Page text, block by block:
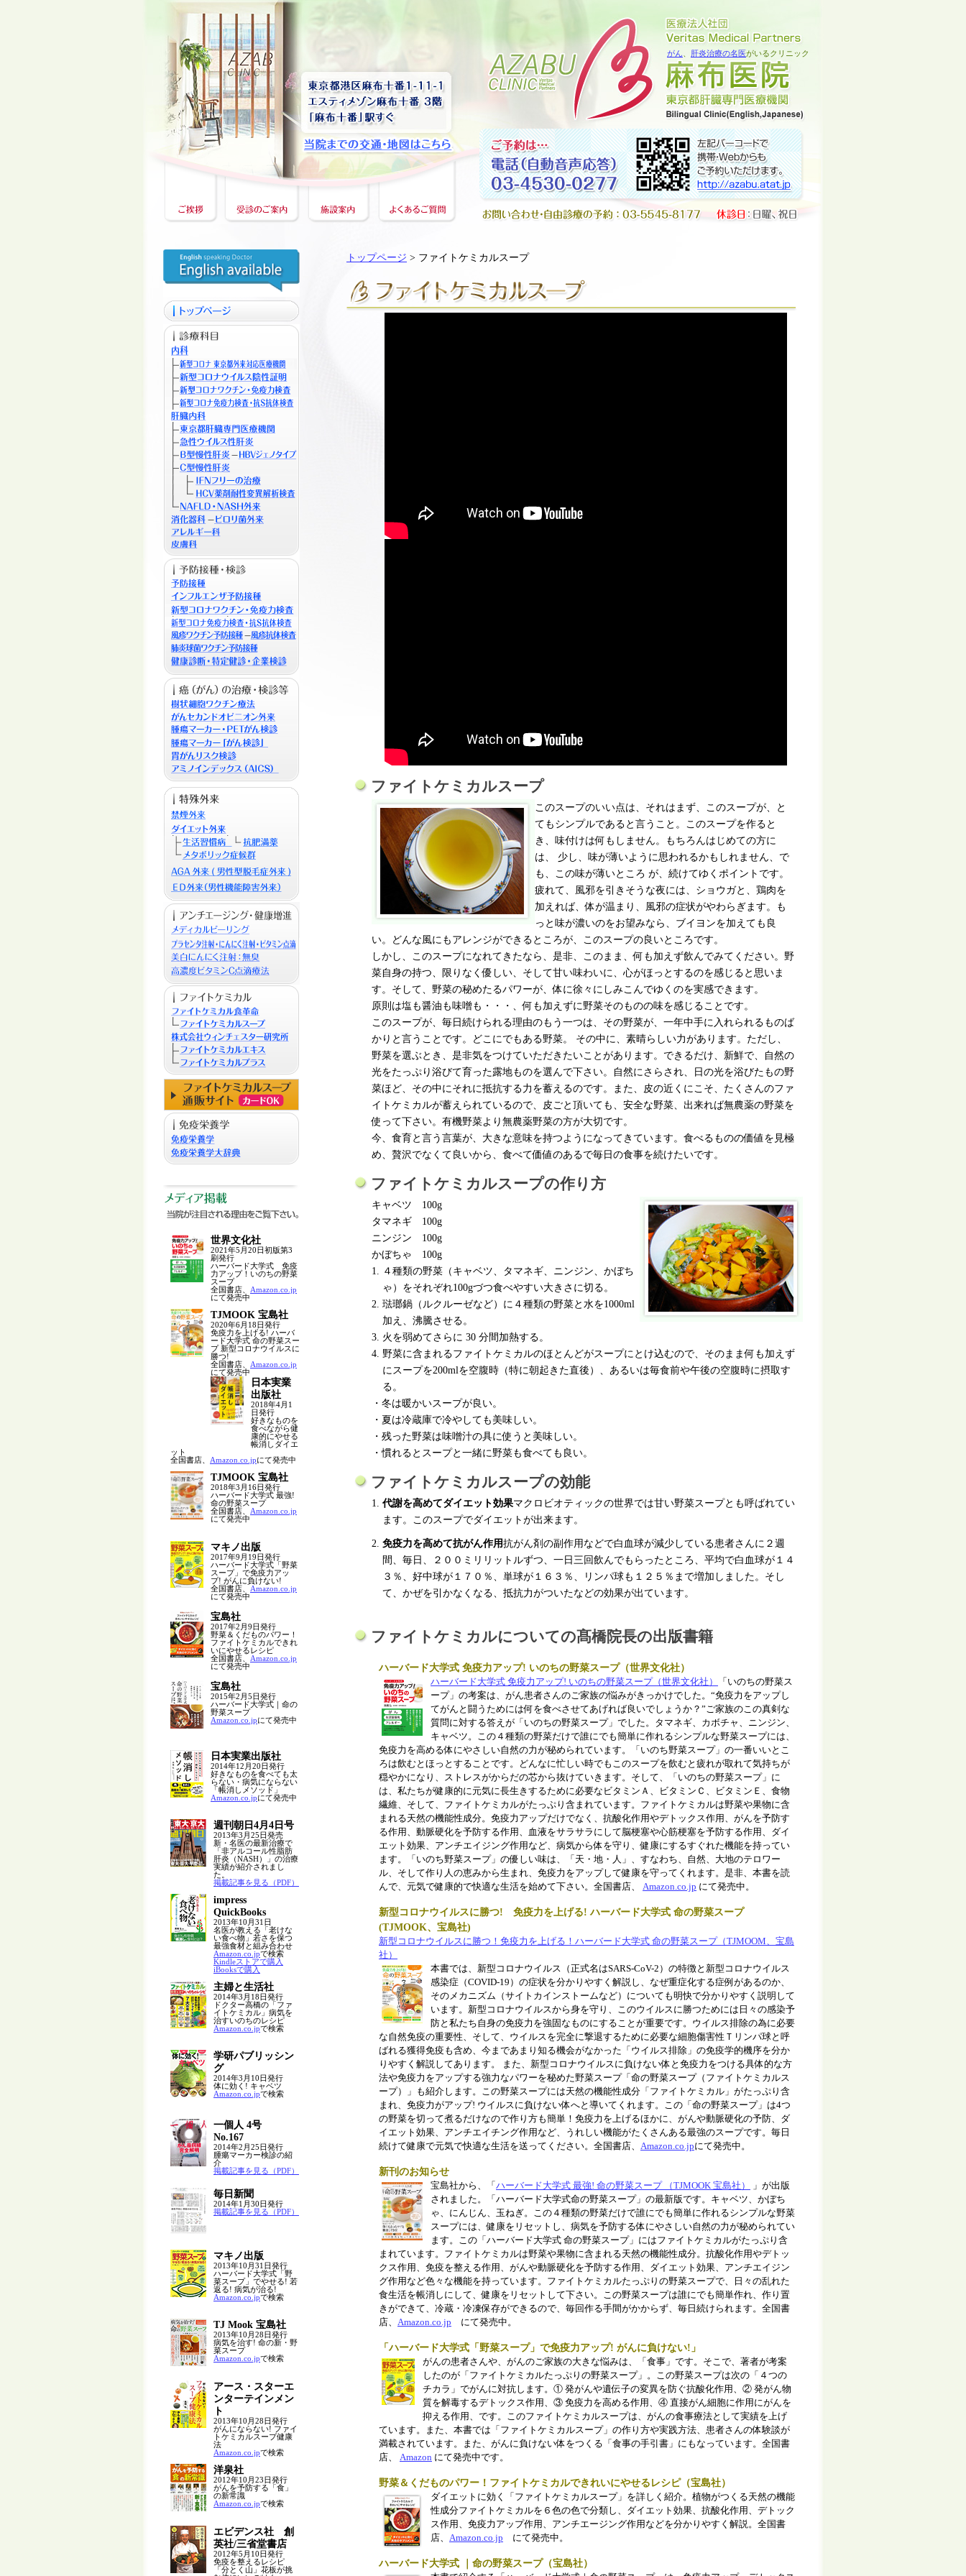
がん 肝炎治療の名医がいるクリニック
世界文化社
2021年5月20日初版第3
刷発行
ハーバード大学式 免疫
力アップ！いのちの野菜
スープ
全国書店、 Amazon.co.jp
にて発売中
TJMOOK 宝島社
2020年6月18日発行
免疫力を上げる! ハーバ
ード大学式 命の野菜スー
プ 新型コロナウイルスに
勝つ!
全国書店、 Amazon.co.jp
にて発売中
日本実業
出版社
2018年4月1
日発行
好きなものを
食べながら健
康的にやせる
帳消しダイエ
ット
全国書店、 Amazon.co.jpにて発売中
TJMOOK 宝島社
2018年3月16日発行
ハーバード大学式 最強!
命の野菜スープ
全国書店、 Amazon.co.jp
にて発売中
マキノ出版
2017年9月19日発行
ハーバード大学式「野菜
スープ」で免疫力アッ
プ! がんに負けない!
全国書店、 Amazon.co.jp
にて発売中
宝島社
2017年2月9日発行
野菜＆くだものパワー！
ファイトケミカルできれ
いにやせるレシピ
全国書店、 Amazon.co.jp
にて発売中
宝島社
2015年2月5日発行
ハーバード大学式｜命の
野菜スープ
Amazon.co.jpにて発売中
日本実業出版社
2014年12月20日発行
好きなものを食べても太
らない・病気にならない
「帳消しメソッド」
Amazon.co.jpにて発売中
週刊朝日4月4日号
2013年3月25日発売
新・名医の最新治療で
「非アルコール性脂肪
肝炎（NASH）」の治療
実績が紹介されまし
た。
掲載記事を見る（PDF）
impress
QuickBooks
2013年10月31日
名医が教える「老けな
い食べ物」若さを保つ
最強食材と組み合わせ
Amazon.co.jpで検索
Kindleストアで購入
iBooksで購入
主婦と生活社
2014年3月18日発行
ドクター高橋の「ファ
イトケミカル」病気を
治すいのちのレシピ
Amazon.co.jpで検索
学研パブリッシン
グ
2014年3月10日発行
体に効く! キャベツ
Amazon.co.jpで検索
一個人 4号
No.167
2014年2月25日発行
腫瘍マーカー検診の紹
介
掲載記事を見る（PDF）
毎日新聞
2014年1月30日発行
掲載記事を見る（PDF）
マキノ出版
2013年10月31日発行
ハーバード大学式「野
菜スープ」でやせる! 若
返る! 病気が治る!
Amazon.co.jpで検索
TJ Mook 宝島社
2013年10月28日発行
病気を治す! 命の新・野
菜スープ
Amazon.co.jpで検索
アース・スターエ
ンターテインメン
ト
2013年10月28日発行
がんにならない! ファイ
トケミカルスープ健康
法
Amazon.co.jpで検索
洋泉社
2012年10月23日発行
がんを予防する「食」
の新常識
Amazon.co.jpで検索
エビデンス社 創
英社/三省堂書店
2012年5月10日発行
免疫を整えるレシピ
「分とく山」花板が挑
トップページ > ファイトケミカルスープ
ファイトケミカルスープ
このスープのいい点は、それはまず、このスープが、と
てもシンプルであると言うこと。このスープを作ると
き、味付けは何もしません。もちろんはじめての方に
は、 少し、味が薄いように思われるかもしれません、で
も、この味が薄いところ が、続けてゆくポイントです。
疲れて、風邪を引きそうな夜には、ショウガと、鶏肉を
加えれば、体が温まり、風邪の症状がやわらぎます。も
っと味が濃いのをお望みなら、ブイヨンを加えても良
い。どんな風にもアレンジができるところが、このスープの良いところです。
しかし、このスープになれてきたなら、是非、このまま、何も加えず飲んでみてください。野
菜自身の持つ、限りなく優しい、そして甘い味わいに、心がほっとするのを感じると思いま
す。そして、野菜の秘めたるパワーが、体に徐々にしみこんでゆくのを実感できます。
原則は塩も醤油も味噌も・・・、何も加えずに野菜そのものの味を感じることです。
このスープが、毎日続けられる理由のもう一つは、その野菜が、一年中手に入れられるものば
かりと言うことです。どこにでもある野菜。 その中に、素晴らしい力があります。ただし、
野菜を選ぶとき、是非気をつけていただきたいことがあります。できるだけ、新鮮で、自然の
光をたっぷり浴びて育った露地ものを選んで下さい。自然にさらされ、日の光を浴びたもの野
菜ほど、その中にそれに抵抗する力を蓄えるのです。また、皮の近くにこそ、たくさんのファ
イトケミカルが蓄えられているので、皮ごと頂いても、安全な野菜、出来れば無農薬の野菜を
使って下さい。有機野菜より無農薬野菜の方が大切です。
今、食育と言う言葉が、大きな意味を持つようになってきています。食べるものの価値を見極
め、贅沢でなくて良いから、食べて価値のあるで毎日の食事を続けたいです。
ファイトケミカルスープの作り方
キャベツ 100g
タマネギ 100g
ニンジン 100g
かぼちゃ 100g
４種類の野菜（キャベツ、タマネギ、ニンジン、かぼち
ゃ）をそれぞれ100gづつ食べやすい大きさに切る。
琺瑯鍋（ルクルーゼなど）に４種類の野菜と水を1000ml
加え、沸騰させる。
火を弱めてさらに 30 分間加熱する。
野菜に含まれるファイトケミカルのほとんどがスープにとけ込むので、そのまま何も加えず
にスープを200mlを空腹時（特に朝起きた直後）、あるいは毎食前や午後の空腹時に摂取す
る。
・冬は暖かいスープが良い。
・夏は冷蔵庫で冷やしても美味しい。
・残った野菜は味噌汁の具に使うと美味しい。
・慣れるとスープと一緒に野菜も食べても良い。
ファイトケミカルスープの効能
代謝を高めてダイエット効果マクロビオティックの世界では甘い野菜スープとも呼ばれてい
ます。このスープでダイエットが出来ます。
免疫力を高めて抗がん作用抗がん剤の副作用などで白血球が減少している患者さんに２週
間、毎日、２００ミリリットルずつ、一日三回飲んでもらったところ、平均で白血球が１４
３％、好中球が１７０％、単球が１６３％、リンパ球も１２５％まで増加しました。そし
て、かぜを引かなくなる、抵抗力がついたなどの効果が出ています。
ファイトケミカルについての髙橋院長の出版書籍
ハーバード大学式 免疫力アップ! いのちの野菜スープ（世界文化社）
ハーバード大学式 免疫力アップ! いのちの野菜スープ（世界文化社）
「いのちの野菜ス
ープ」の考案は、がん患者さんのご家族の悩みがきっかけでした。“免疫力をアップし
てがんと闘うためには何を食べさせてあげれば良いでしょうか？”ご家族のこの真剣な
質問に対する答えが「いのちの野菜スープ」でした。タマネギ、カボチャ、ニンジン、
キャベツ。この４種類の野菜だけで誰にでも簡単に作れるシンプルな野菜スープには、
免疫力を高める体にやさしい自然の力が秘められています。「いのち野菜スープ」の一番いいとこ
ろは飲むとほっとすることです。どんなに忙しい時でもこのスープを飲むと疲れが取れて気持ちが
穏やかになり、ストレスがからだの芯から抜けていきます。そして、「いのちの野菜スープ」に
は、私たちが健康的に元気に長生きするために必要なビタミンＡ、ビタミンＣ、ビタミンＥ、食物
繊維、そして、ファイトケミカルがたっぷり含まれています。ファイトケミカルは野菜や果物に含
まれる天然の機能性成分。免疫力アップだけでなく、抗酸化作用やデトックス作用、がんを予防す
る作用、動脈硬化を予防する作用、血液をサラサラにして脳梗塞や心筋梗塞を予防する作用、ダイ
エット効果、アンチエイジング作用など、病気から体を守り、健康にするすぐれた機能を持ってい
ます。「いのち野菜スープ」の優しい味は、「天・地・人」、すなわち、自然、大地のテロワー
ル、そして作り人の恵みから生まれ、免疫力をアップして健康を守ってくれます。是非、本書を読
んで、元気で健康的で快適な生活を始めて下さい。全国書店、 Amazon.co.jp にて発売中。
新型コロナウイルスに勝つ! 免疫力を上げる! ハーバード大学式 命の野菜スープ
(TJMOOK、宝島社)
新型コロナウイルスに勝つ！免疫力を上げる！ ハーバード大学式 命の野菜スープ（TJMOOM、宝島
社）
本書では、新型コロナウイルス（正式名はSARS-CoV-2）の特徴と新型コロナウイルス
感染症（COVID-19）の症状を分かりやすく解説し、なぜ重症化する症例があるのか、
そのメカニズム（サイトカインストームなど）についても明快で分かりやすく説明して
います。新型コロナウイルスから身を守り、このウイルスに勝つためには日々の感染予
防と私たち自身の免疫力を強固なものにすることが重要です。ウイルス排除の為に必要
な自然免疫の重要性、そして、ウイルスを完全に撃退するために必要な細胞傷害性Ｔリンパ球と呼
ばれる獲得免疫も含め、今まであまり知る機会がなかった「ウイルス排除」の免疫学的機序を分か
りやすく解説してあります。 また、新型コロナウイルスに負けない体と免疫力をつける具体的な方
法や免疫力をアップする強力なパワーを秘めた野菜スープ「命の野菜スープ（ファイトケミカルス
ープ）」も紹介します。この野菜スープには天然の機能性成分「ファイトケミカル」がたっぷり含
まれ、免疫力がアップ! ウイルスに負けない体へと導いてくれます。この「命の野菜スープ」は4つ
の野菜を切って煮るだけなので作り方も簡単！免疫力を上げるほかに、がんや動脈硬化の予防、ダ
イエット効果、アンチエイチング作用など、うれしい機能がたくさんある最強のスープです。毎日
続けて健康で元気で快適な生活を送ってください。全国書店、 Amazon.co.jpにて発売中。
新刊のお知らせ
宝島社から、「 ハーバード大学式 最強! 命の野菜スープ （TJMOOK 宝島社）
」が出版
されました。「 ハーバード大学式命の野菜スープ」の最新版です。キャベツ、 かぼち
ゃ、にんじん、玉ねぎ。 この４種類の野菜だけで誰にでも簡単に作れるシンプルな野菜
スープには、健康をリセットし、 病気を予防する体にやさしい自然の力が秘められてい
ます。この「 ハーバード大学式 命の野菜スープ」にはファイトケミカルがたっぷり含
まれています。ファイトケミカルは野菜や果物に含まれる天然の機能性成分。 抗酸化作用やデトッ
クス作用、免疫を整える作用、 がんや動脈硬化を予防する作用、ダイエット効果、 アンチエイジン
グ作用など色々な機能を持っています。ファイトケ ミカルたっぷりの野菜スープで、
日々の乱れた
食生活を帳消しにして、健康をリセットして下さい。 この野菜スープは誰にでも簡単作れ、作り置
きができて、冷蔵・ 冷凍保存ができるので、毎回作る手間がかからず、 毎日続けられます。全国書
店、 Amazon.co.jp にて発売中。
「ハーバード大学式「野菜スープ」で免疫力アップ! がんに負けない!」
がんの患者さんや、がんのご家族の大きな悩みは、「食事」です。そこで、著者が考案
したのが「ファイトケミカルたっぷりの野菜スープ」。この野菜スープは次の「４つの
チカラ」でがんに対抗します。① 発がんや遺伝子の変異を防ぐ抗酸化作用、② 発がん物
質を解毒するデトックス作用、③ 免疫力を高める作用、④ 直接がん細胞に作用にがんを
抑える作用、です。このファイトケミカルスープは、がんの食事療法として実績を上げ
ています。また、本書では「ファイトケミカルスープ」の作り方や実践方法、患者さんの体験談が
満載されています。また、がんに負けない体をつくる「食事の手引書」にもなっています。全国書
店、 Amazon にて発売中です。
野菜＆くだものパワー！ ファイトケミカルできれいにやせるレシピ（宝島社）
ダイエットに効く「ファイトケミカルスープ」を詳しく紹介。 植物がつくる天然の機能
性成分ファイトケミカルを６色の色で分類 し、ダイエット効果、抗酸化作用、デトック
ス作用、 免疫力アップ作用、 アンチエージング作用などを分かりやすく解説。全国書
店、 Amazon.co.jp にて発売中。
ハーバード大学式 ｜命の野菜スープ（宝島社）